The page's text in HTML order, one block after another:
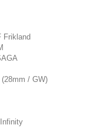
Frikland
/ GW)